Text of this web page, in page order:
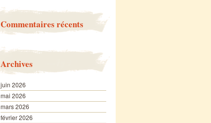
Commentaires récents
Archives
juin 2026
mai 2026
mars 2026
février 2026